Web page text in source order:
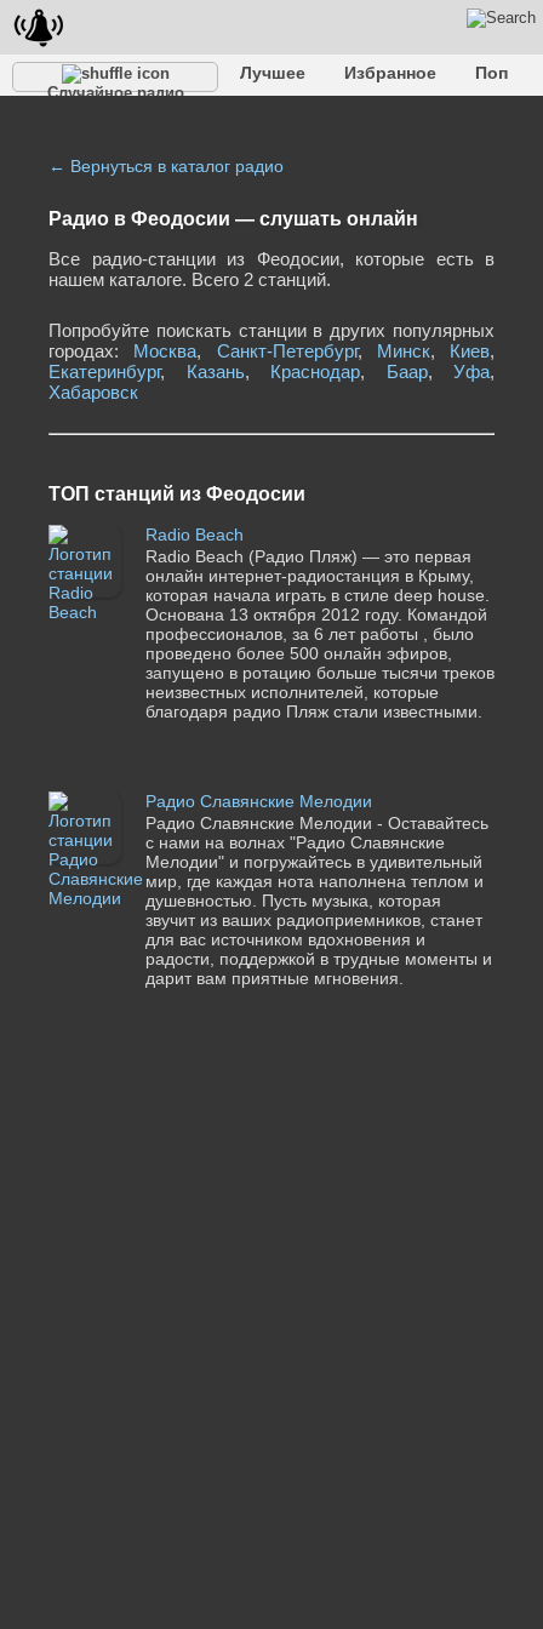
Случайное радио
Лучшее Избранное
Поп
Детское Классическое
← Вернуться в каталог радио
Радио в Феодосии — cлушать онлайн
Все радио-станции из Феодосии, которые есть в
нашем каталоге. Всего 2 станций.
Попробуйте поискать станции в других популярных
городах: Москва, Санкт-Петербург, Минск, Киев,
Екатеринбург, Казань, Краснодар, Баар, Уфа,
Хабаровск
ТОП станций из Феодосии
Radio Beach
Radio Beach (Радио Пляж) — это первая
онлайн интернет-радиостанция в Крыму,
которая начала играть в стиле deep house.
Основана 13 октября 2012 году. Командой
профессионалов, за 6 лет работы , было
проведено более 500 онлайн эфиров,
запущено в ротацию больше тысячи треков
неизвестных исполнителей, которые
благодаря радио Пляж стали известными.
Радио Славянские Мелодии
Радио Славянские Мелодии - Оставайтесь
с нами на волнах "Радио Славянские
Мелодии" и погружайтесь в удивительный
мир, где каждая нота наполнена теплом и
душевностью. Пусть музыка, которая
звучит из ваших радиоприемников, станет
для вас источником вдохновения и
радости, поддержкой в трудные моменты и
дарит вам приятные мгновения.